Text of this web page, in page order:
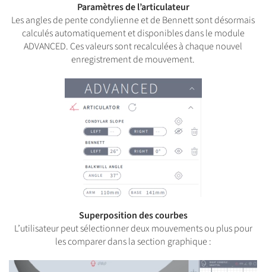
Paramètres de l’articulateur
Les angles de pente condylienne et de Bennett sont désormais
calculés automatiquement et disponibles dans le module
ADVANCED. Ces valeurs sont recalculées à chaque nouvel
enregistrement de mouvement.
Superposition des courbes
L’utilisateur peut sélectionner deux mouvements ou plus pour
les comparer dans la section graphique :